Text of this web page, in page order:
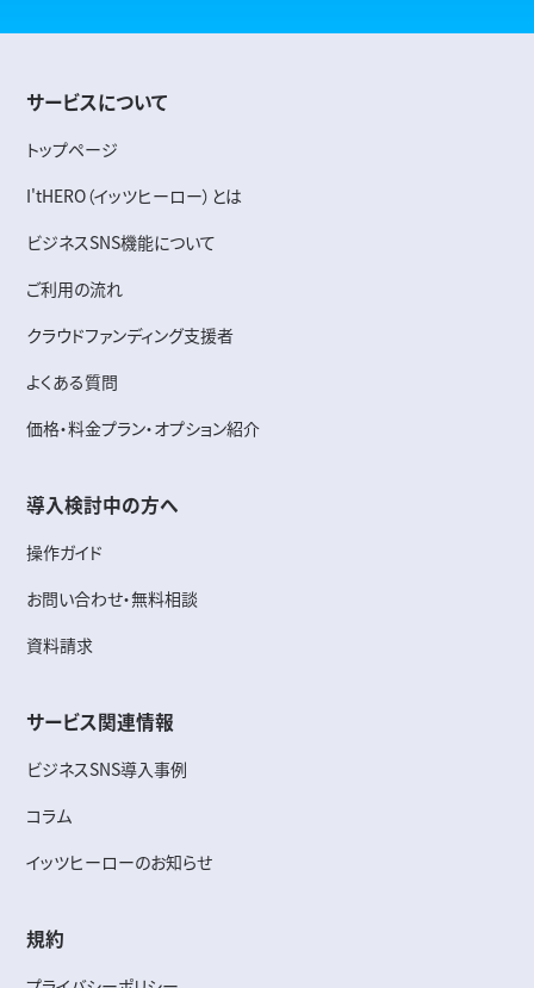
サービスについて
トップページ
I'tHERO（イッツヒーロー）とは
ビジネスSNS機能について
ご利用の流れ
クラウドファンディング支援者
よくある質問
価格・料金プラン・オプション紹介
導入検討中の方へ
操作ガイド
お問い合わせ・無料相談
資料請求
サービス関連情報
ビジネスSNS導入事例
コラム
イッツヒーローのお知らせ
規約